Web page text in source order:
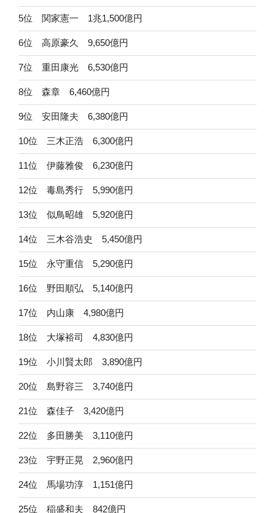
5位 関家憲一 1兆1,500億円
6位 高原豪久 9,650億円
7位 重田康光 6,530億円
8位 森章 6,460億円
9位 安田隆夫 6,380億円
10位 三木正浩 6,300億円
11位 伊藤雅俊 6,230億円
12位 毒島秀行 5,990億円
13位 似鳥昭雄 5,920億円
14位 三木谷浩史 5,450億円
15位 永守重信 5,290億円
16位 野田順弘 5,140億円
17位 内山康 4,980億円
18位 大塚裕司 4,830億円
19位 小川賢太郎 3,890億円
20位 島野容三 3,740億円
21位 森佳子 3,420億円
22位 多田勝美 3,110億円
23位 宇野正晃 2,960億円
24位 馬場功淳 1,151億円
25位 稲盛和夫 842億円